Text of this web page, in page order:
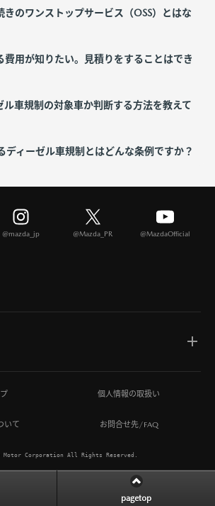
きのワンストップサービス（OSS）とはな
費用が知りたい。見積りをすることはでき
ル車規制の対象車か判断する方法を教えて
ディーゼル車規制とはどんな条例ですか？
@mazda_jp @Mazda_PR @MazdaOfficial
個人情報の取扱い
いて お問合せ先/FAQ
Motor Corporation All Rights Reserved.
pagetop